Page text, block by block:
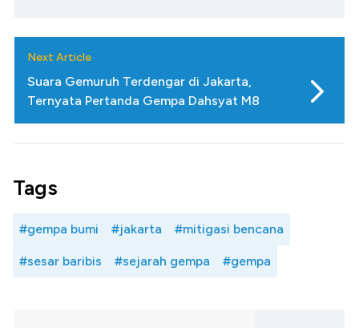
Next Article
Suara Gemuruh Terdengar di Jakarta,
Ternyata Pertanda Gempa Dahsyat M8
Tags
#gempa bumi #jakarta #mitigasi bencana
#sesar baribis #sejarah gempa #gempa